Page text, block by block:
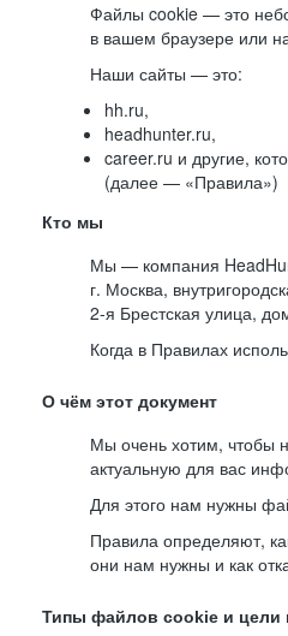
Файлы cookie — это
в вашем браузере или
Наши сайты — это:
hh.ru,
headhunter.ru,
career.ru и другие,
(далее — «Правила»)
Кто мы
Мы — компания
г. Москва,
2-я Брестская улица,
Когда в Правилах
О чём этот документ
Мы очень хотим, чтобы
актуальную для вас
Для этого нам нужны
Правила определяют,
они нам нужны и как
Типы файлов cookie и цели